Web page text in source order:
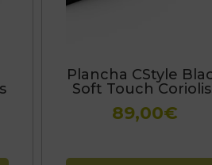
Plancha CStyle
Soft Touch
89,00€